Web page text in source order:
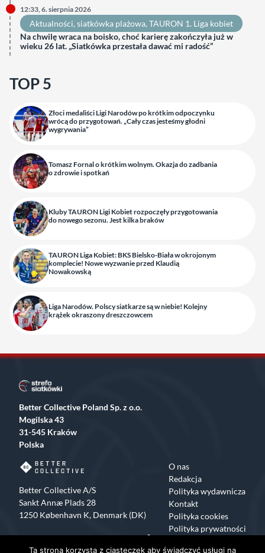
12:33, 6. sierpnia 2026
Aktualności, siatkówka plażowa, TAURON 1. Liga kobiet
Na chwilę wraca na boisko, choć karierę zakończyła już w
wieku 26 lat. „Siatkówka przestała dawać mi radość”
TOP 5
Złoci medaliści Ligi Narodów po krótkim odpoczynku
wrócą do przygotowań. „Cały czas jesteśmy głodni
wygrywania”
Tomasz Fornal o krótkim wolnym. Okazja do zadbania
o zdrowie i spotkań
Kluby TAURON Ligi Kobiet rozpoczęły przygotowania
do nowego sezonu. Jest kilka braków
TAURON Liga Kobiet: BKS Bielsko-Biała w okrojonym
komplecie! Nowe wyzwanie przed Klaudią
Nowakowską
Liga Narodów. Polscy siatkarze są w niebie! Kolejny
krążek okraszony dreszczowcem
Better Collective Poland Sp. z o.o.
Mogilska 43
31-545 Kraków
Polska
Better Collective A/S
Sankt Annæ Plads 28
1250 København K, Denmark (DK)
O nas
Redakcja
Polityka wydawnicza
Kontakt
Polityka cookies
Polityka prywatności
Facebook
X Instagram
TikTok
Ta strona korzysta z ciasteczek aby świadczyć usługi na